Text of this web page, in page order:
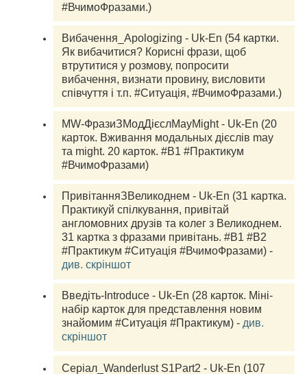
#ВчимоФразами.)
Вибачення_Apologizing - Uk-En (54 картки.
Як вибачитися? Корисні фрази, щоб
втрутитися у розмову, попросити
вибачення, визнати провину, висловити
співчуття і т.п. #Ситуація, #ВчимоФразами.)
MW-ФразиЗМодДієслMayMight - Uk-En (20
карток. Вживання модальных дієслів may
та might. 20 карток. #В1 #Практикум
#ВчимоФразами)
ПривітанняЗВеликоднем - Uk-En (31 картка.
Практикуй спілкування, привітай
англомовних друзів та колег з Великоднем.
31 картка з фразами привітань. #B1 #B2
див. скріншот
Введіть-Introduce - Uk-En (28 карток. Міні-
набір карток для представлення новим
знайомим #Ситуація #Практикум) - див.
скріншот
Серіал_Wanderlust S1Part2 - Uk-En (107